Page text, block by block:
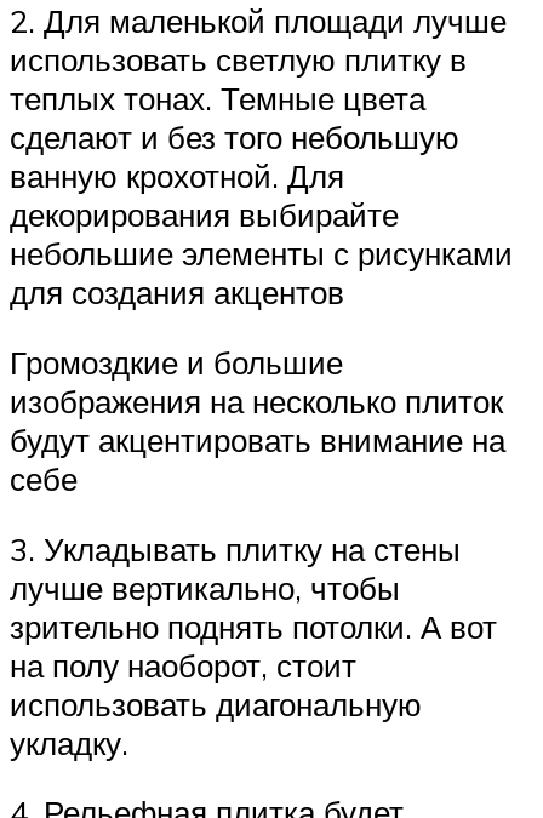
2. Для маленькой площади лучше
использовать светлую плитку в
теплых тонах. Темные цвета
сделают и без того небольшую
ванную крохотной. Для
декорирования выбирайте
небольшие элементы с рисунками
для создания акцентов
Громоздкие и большие
изображения на несколько плиток
будут акцентировать внимание на
себе
3. Укладывать плитку на стены
лучше вертикально, чтобы
зрительно поднять потолки. А вот
на полу наоборот, стоит
использовать диагональную
укладку.